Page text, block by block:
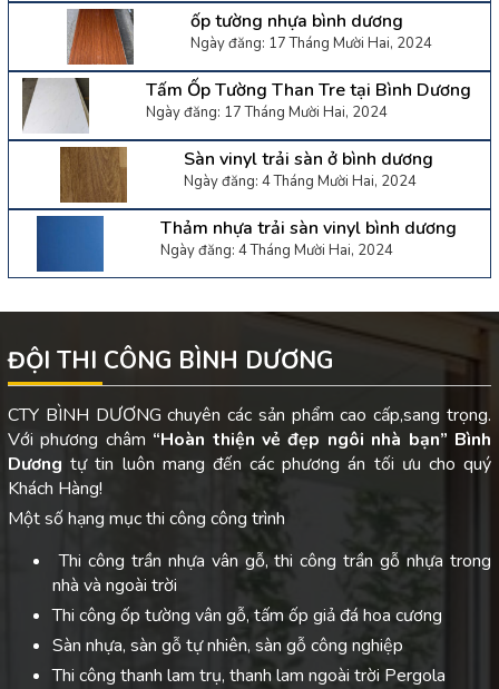
ốp tường nhựa bình dương
Ngày đăng: 17 Tháng Mười Hai, 2024
Tấm Ốp Tường Than Tre tại Bình Dương
Ngày đăng: 17 Tháng Mười Hai, 2024
Sàn vinyl trải sàn ở bình dương
Ngày đăng: 4 Tháng Mười Hai, 2024
Thảm nhựa trải sàn vinyl bình dương
Ngày đăng: 4 Tháng Mười Hai, 2024
ĐỘI THI CÔNG BÌNH DƯƠNG
CTY BÌNH DƯƠNG chuyên các sản phẩm cao cấp,sang trọng.
Với phương châm “Hoàn thiện vẻ đẹp ngôi nhà bạn” Bình
Dươngtự tin luôn mang đến các phương án tối ưu cho quý
Khách Hàng!
Một số hạng mục thi công công trình
Thi công trần nhựa vân gỗ, thi công trần gỗ nhựa trong
nhà và ngoài trời
Thi công ốp tường vân gỗ, tấm ốp giả đá hoa cương
Sàn nhựa, sàn gỗ tự nhiên, sàn gỗ công nghiệp
Thi công thanh lam trụ, thanh lam ngoài trời Pergola